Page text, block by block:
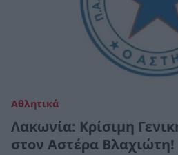
Αθλητικά
Λακωνία: Κρίσιμη
στον Αστέρα Βλαχιώτη!